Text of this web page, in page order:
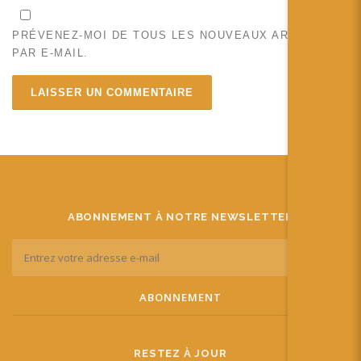
PRÉVENEZ-MOI DE TOUS LES NOUVEAUX ARTICLES
PAR E-MAIL.
ABONNEMENT À NOTRE NEWSLETTER
RESTEZ À JOUR